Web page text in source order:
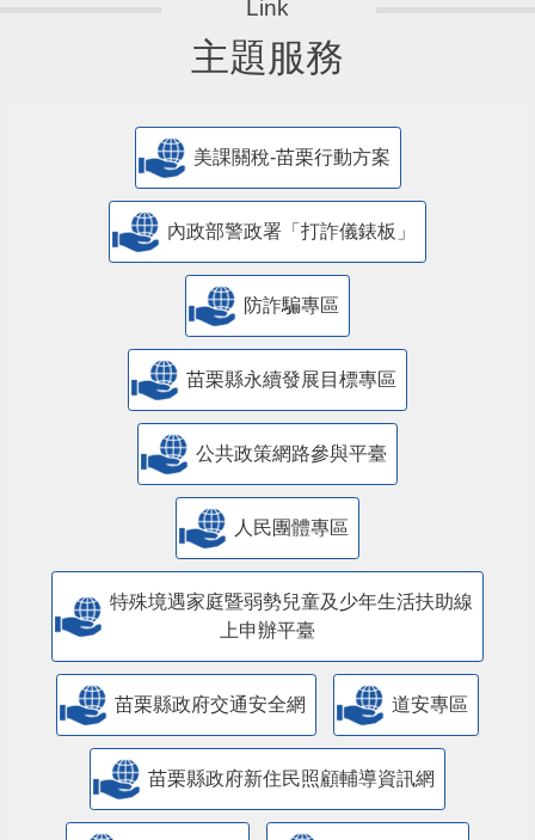
主題服務
美課關稅-苗栗行動方案
內政部警政署「打詐儀錶板」
防詐騙專區
苗栗縣永續發展目標專區
公共政策網路參與平臺
人民團體專區
特殊境遇家庭暨弱勢兒童及少年生活扶助線
上申辦平臺
苗栗縣政府交通安全網 道安專區
苗栗縣政府新住民照顧輔導資訊網